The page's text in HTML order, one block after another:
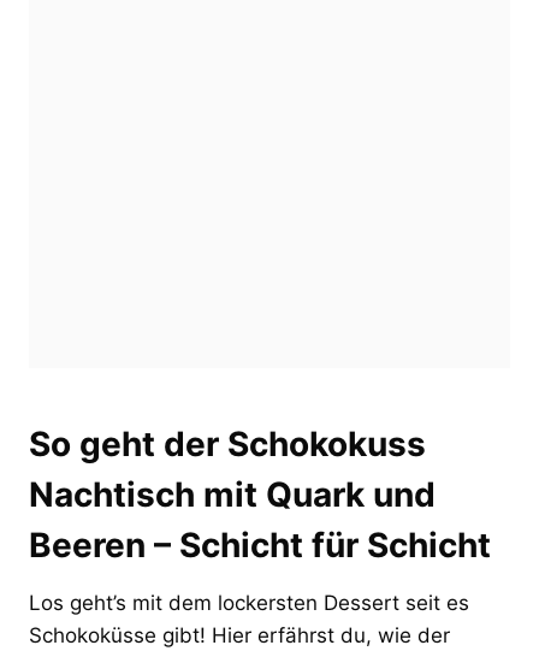
So geht der Schokokuss
Nachtisch mit Quark und
Beeren – Schicht für Schicht
Los geht’s mit dem lockersten Dessert seit es
Schokoküsse gibt! Hier erfährst du, wie der